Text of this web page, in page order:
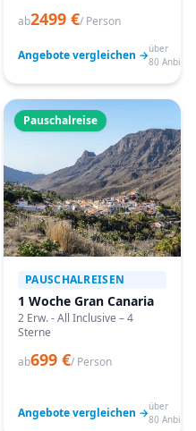
ab2499 €/ Person
Angebote vergleichen →über
80
Pauschalreise
PAUSCHALREISEN
1 Woche Gran Canaria
2 Erw. - All Inclusive – 4
Sterne
ab699 €/ Person
Angebote vergleichen →über
80